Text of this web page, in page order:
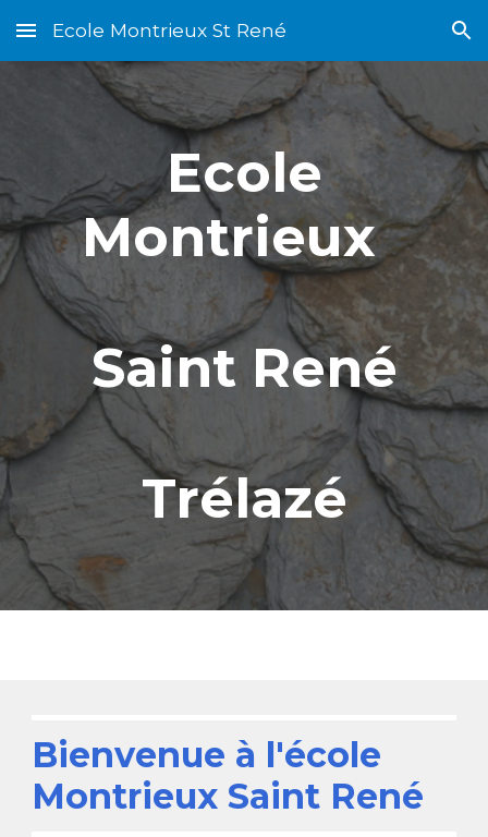
Skip to main content Skip to navigation
Ecole Montrieux St René
Ecole
Montrieux
Saint René
Trélazé
Bienvenue à l'école
Montrieux Saint René